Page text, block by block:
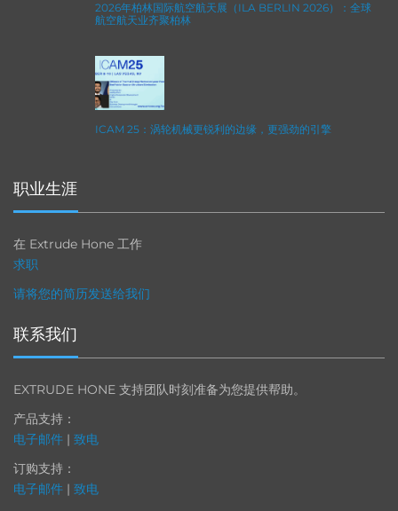
2026年柏林国际航空航天展（ILA BERLIN 2026）：全球
航空航天业齐聚柏林
ICAM 25：涡轮机械更锐利的边缘，更强劲的引擎
职业生涯
在 Extrude Hone 工作
求职
请将您的简历发送给我们
联系我们
EXTRUDE HONE 支持团队时刻准备为您提供帮助。
产品支持：
电子邮件 | 致电
订购支持：
电子邮件 | 致电